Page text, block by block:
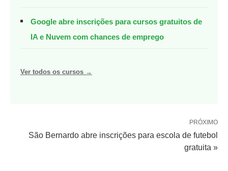
Google abre inscrições para cursos gratuitos de
IA e Nuvem com chances de emprego
Ver todos os cursos →
PRÓXIMO
São Bernardo abre inscrições para escola de futebol
gratuita »